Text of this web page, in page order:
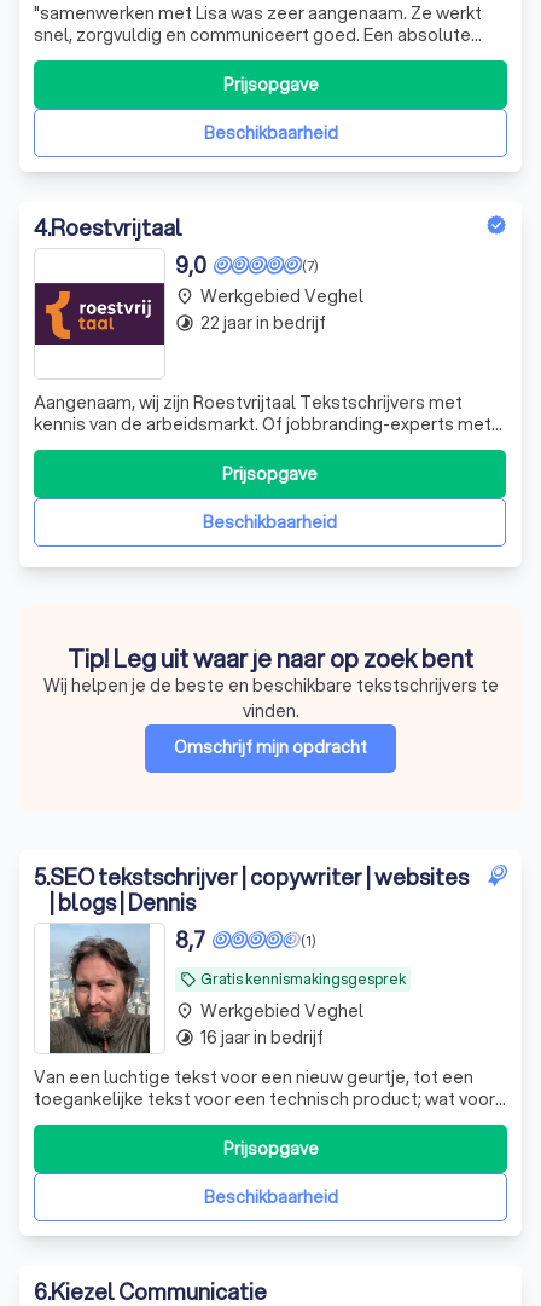
"samenwerken met Lisa was zeer aangenaam. Ze werkt
snel, zorgvuldig en communiceert goed. Een absolute
aanrader voor wie op zoek is naar uitstekende
Beschikbaarheid
Prijsopgave
4.Roestvrijtaal
(7)
9,0
Aangenaam, wij zijn Roestvrijtaal Tekstschrijvers met
kennis van de arbeidsmarkt. Of jobbranding-experts met
een vlotte pen. Maar ook copywriters die net zo makkelijk
webteksten als een brochure of magazine schrijven. Het
valt niet mee om onze specialisten in een hokje te
stoppen. Logisch ook. WantBeschikbaarheid
Prijsopgave
place Werkgebied Veghel
timelapse 22 jaar in bedrijf
Tip! Leg uit waar je naar op zoek bent
Wij helpen je de beste en beschikbare tekstschrijvers te
vinden.
Omschrijf mijn opdracht
5.SEO tekstschrijver | copywriter | websites
| blogs | Dennis
local_offer Gratis kennismakingsgesprek
(1)
8,7
Van een luchtige tekst voor een nieuw geurtje, tot een
toegankelijke tekst voor een technisch product; wat voor
type tekst ik ook typ, ik zorg altijd dat die lekker loopt én je
Beschikbaarheid
Prijsopgave
place Werkgebied Veghel
timelapse 16 jaar in bedrijf
6.Kiezel Communicatie